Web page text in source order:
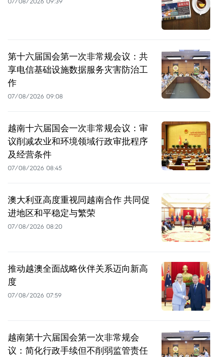
第十六届国会第一次非常规会议：共
享电信基础设施数据服务灾害防治工
作
07/08/2026 09:08
越南十六届国会一次非常规会议：审
议削减农业和环境领域行政审批程序
及经营条件
07/08/2026 08:45
澳大利亚高度重视同越南合作 共同促
进地区和平稳定与繁荣
07/08/2026 08:20
推动越澳全面战略伙伴关系迈向新高
度
07/08/2026 07:59
越南第十六届国会第一次非常规会
议：简化行政手续但不削弱监管责任